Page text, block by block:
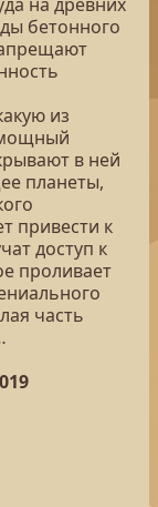
бетонного
из
в ней
планеты,
привести к
доступ к
проливает
часть